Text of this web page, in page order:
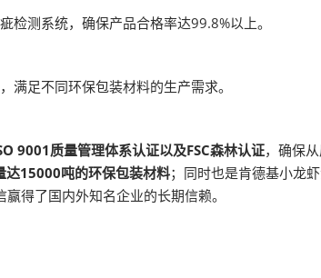
测系统，确保产品合格率达99.8%以上。
满足不同环保包装材料的生产需求。
9001质量管理体系认证以及FSC森林认证，确保
达15000吨的环保包装材料；同时也是肯德基小龙
得了国内外知名企业的长期信赖。